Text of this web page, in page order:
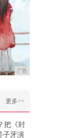
广告
更多>>